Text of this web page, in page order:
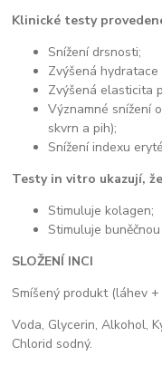
Klinické testy
Snížení drsnosti;
Zvýšená hydratace
Zvýšená elasticita
Významné snížení
skvrn a pih);
Snížení indexu
Testy in vitro ukazují,
Stimuluje kolagen;
Stimuluje
SLOŽENÍ INCI
Smíšený produkt (láhev +
Voda, Glycerin, Alkohol,
Chlorid sodný.